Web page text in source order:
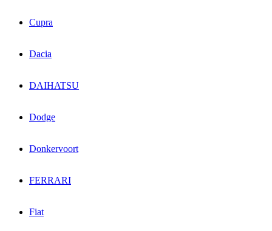
Cupra
Dacia
DAIHATSU
Dodge
Donkervoort
FERRARI
Fiat